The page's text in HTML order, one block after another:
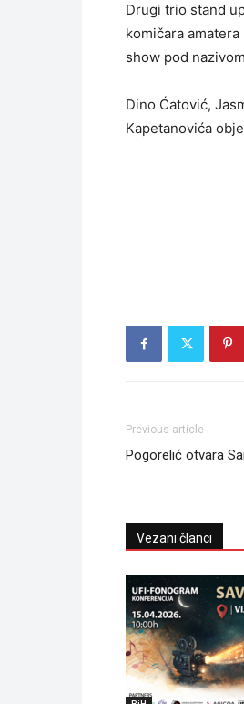
Drugi trio stand
komičara
show pod
Dino Ćatović,
Kapetanovića
Previous article
Pogorelić otvara
Vezani članci